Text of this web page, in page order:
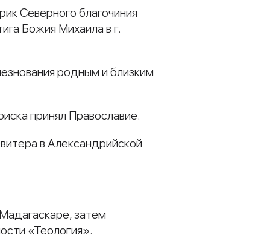
Северного благочиния
Божия Михаила в г.
родным и близким
принял Православие.
в Александрийской
затем
«Теология».